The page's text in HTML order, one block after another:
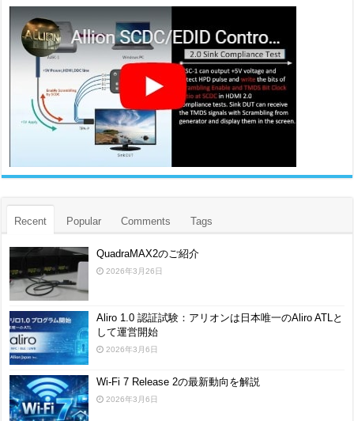
Recent Popular Comments Tags
QuadraMAX2のご紹介
2026年3月26日
Aliro 1.0 認証試験：アリオンは日本唯一のAliro ATLと
して運営開始
2026年3月6日
Wi-Fi 7 Release 2の最新動向を解説
2026年3月6日